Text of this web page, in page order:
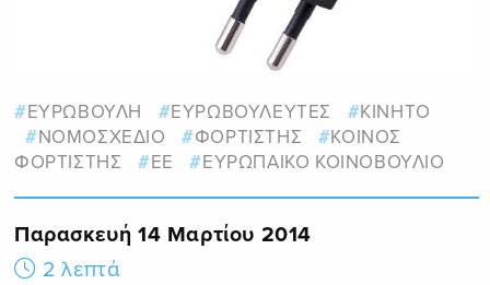
ΕΥΡΩΒΟΥΛΗ ΕΥΡΩΒΟΥΛΕΥΤΕΣ
ΚΙΝΗΤΟ
ΝΟΜΟΣΧΕΔΙΟ
ΦΟΡΤΙΣΤΗΣ
ΚΟΙΝΟΣ
ΦΟΡΤΙΣΤΗΣ
ΕΕ ΕΥΡΩΠΑΙΚΟ ΚΟΙΝΟΒΟΥΛΙΟ
Παρασκευή 14 Μαρτίου 2014
2 λεπτά